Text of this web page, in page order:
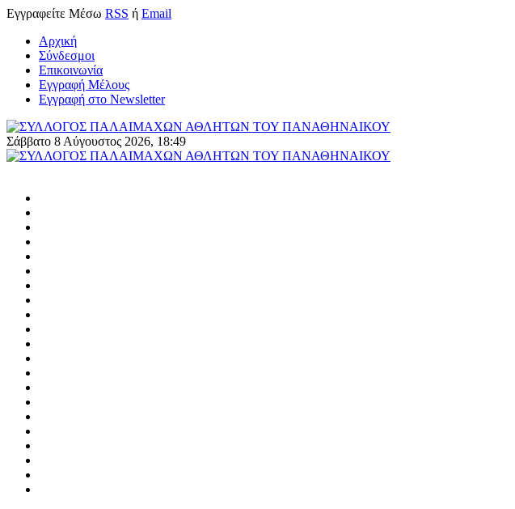
Εγγραφείτε Μέσω RSS ή Email
Αρχική
Σύνδεσμοι
Επικοινωνία
Εγγραφή Μέλους
Εγγραφή στο Newsletter
Σάββατο 8 Αύγουστος 2026, 18:49